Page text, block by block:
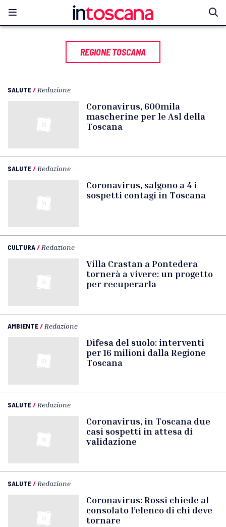
REGIONE TOSCANA
SALUTE/ Redazione
Coronavirus, 600mila
mascherine per le Asl della
Toscana
SALUTE/ Redazione
Coronavirus, salgono a 4 i
sospetti contagi in Toscana
CULTURA/ Redazione
Villa Crastan a Pontedera
tornerà a vivere: un progetto
per recuperarla
AMBIENTE/ Redazione
Difesa del suolo: interventi
per 16 milioni dalla Regione
Toscana
SALUTE/ Redazione
Coronavirus, in Toscana due
casi sospetti in attesa di
validazione
SALUTE/ Redazione
Coronavirus: Rossi chiede al
consolato l’elenco di chi deve
tornare